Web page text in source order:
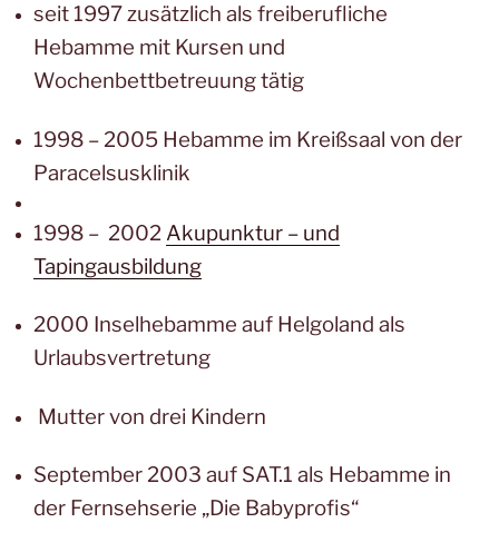
seit 1997 zusätzlich als freiberufliche
Hebamme mit Kursen und
Wochenbettbetreuung tätig
1998 – 2005 Hebamme im Kreißsaal von der
Paracelsusklinik
1998 – 2002 Akupunktur – und
Tapingausbildung
2000 Inselhebamme auf Helgoland als
Urlaubsvertretung
Mutter von drei Kindern
September 2003 auf SAT.1 als Hebamme in
der Fernsehserie „Die Babyprofis“